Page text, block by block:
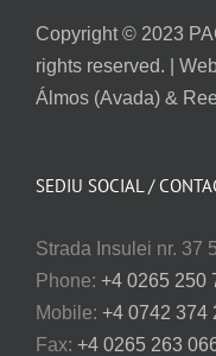
Copyright © 2023
rights reserved. |
Álmos (Avada) &
SEDIU SOCIAL /
Strada Insulei nr. 37
Phone: +4 0265 250
Mobile: +4 0742 374
Fax: +4 0265 263